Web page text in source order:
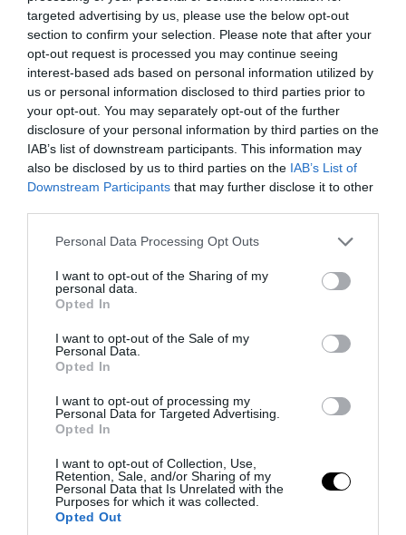
targeted advertising by us, please use the below opt-out
section to confirm your selection. Please note that after your
opt-out request is processed you may continue seeing
interest-based ads based on personal information utilized by
us or personal information disclosed to third parties prior to
your opt-out. You may separately opt-out of the further
disclosure of your personal information by third parties on the
IAB’s list of downstream participants. This information may
also be disclosed by us to third parties on the IAB’s List of
Downstream Participants that may further disclose it to other
Please note that this website/app uses one or more Google
not limited to your visit or usage behaviour. You may click to
grant or deny consent to Google and its third-party tags to
use your data for below specified purposes in below Google
consent section.
Personal Data Processing Opt Outs
I want to opt-out of the Sharing of my
personal data.
Opted In
I want to opt-out of the Sale of my
Personal Data.
Opted In
I want to opt-out of processing my
Personal Data for Targeted Advertising.
Opted In
I want to opt-out of Collection, Use,
Retention, Sale, and/or Sharing of my
Personal Data that Is Unrelated with the
Purposes for which it was collected.
Opted Out
PRONEWS.GR / ΔΙΕΘΝΗΣ ΑΣΦΑΛΕΙΑ
Σκληρή γλώσσα της Ρωσίας κατά της
Γερμανίας για το drone με εκρηκτικά
που βρέθηκε σε αεροδρόμιο της
Λειψίας
08.08.2026 | 08:20